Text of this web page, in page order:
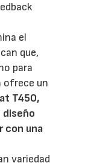
el
que,
para
ofrece un
T450,
diseño
con una
variedad